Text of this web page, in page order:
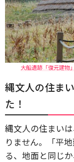
大船遺跡「復元建物
縄文人の住ま
た！
縄文人の住まい
りません。「平
る、地面と同じ